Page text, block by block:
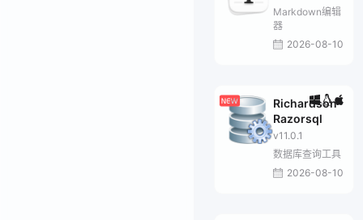
Markdown编辑
器
2026-08-10
Richardson
Razorsql
v11.0.1
数据库查询工具
2026-08-10